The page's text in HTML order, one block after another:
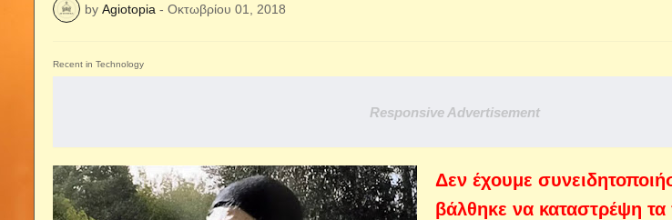
by Agiotopia - Οκτωβρίου 01, 2018
Recent in Technology
Responsive Advertisement
Δεν έχουμε
βάλθηκε να καταστρέψη